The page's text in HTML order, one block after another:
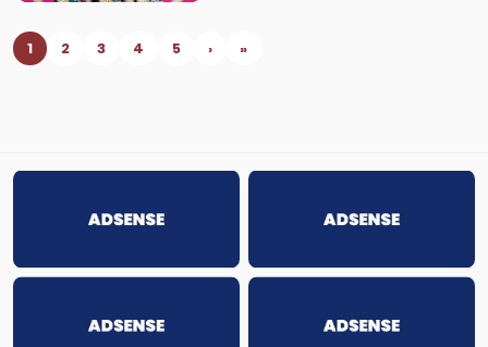
1 2 3 4 5 › »